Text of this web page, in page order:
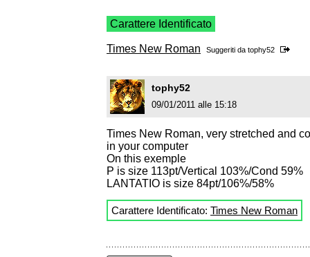
Carattere Identificato
Times New Roman Suggeriti da tophy52
tophy52
09/01/2011 alle 15:18
Times New Roman, very stretched and
in your computer
On this exemple
P is size 113pt/Vertical 103%/Cond 59%
LANTATIO is size 84pt/106%/58%
Carattere Identificato: Times New Roman